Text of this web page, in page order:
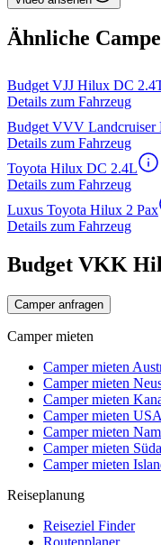
Ähnliche
Budget VJJ Hilux DC
Details zum Fahrzeug
Budget VVV Landcruiser
Details zum Fahrzeug
Toyota Hilux DC 2.4L
Details zum Fahrzeug
Luxus Toyota Hilux 2 Pax
Details zum Fahrzeug
Budget VKK
Camper anfragen
Camper mieten
Camper mieten
Camper mieten
Camper mieten
Camper mieten USA
Camper mieten
Camper mieten
Camper mieten
Reiseplanung
Reiseziel Finder